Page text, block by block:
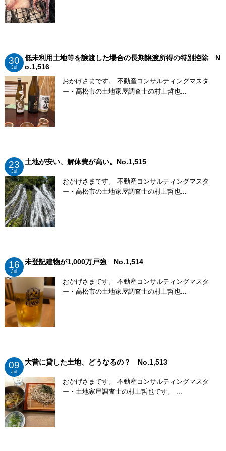
30
Jul
低未利用土地等を譲渡した場合の長期譲渡所得の特別控除 N
o.1,516
おかげさまです。 不動産コンサルティングマスタ
ー・高松市の土地家屋調査士の村上哲也...
23
Jul
土地が安い、解体費が高い。No.1,515
おかげさまです。 不動産コンサルティングマスタ
ー・高松市の土地家屋調査士の村上哲也...
16
Jul
未登記建物が1,000万戸強 No.1,514
おかげさまです。 不動産コンサルティングマスタ
ー・高松市の土地家屋調査士の村上哲也...
09
Jul
大昔に貸した土地、どうなるの？ No.1,513
おかげさまです。 不動産コンサルティングマスタ
ー・土地家屋調査士の村上哲也です。 ...